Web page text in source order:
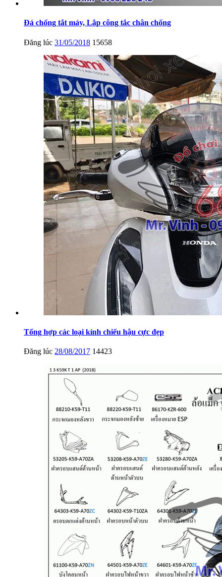
Đá chống tắt máy, Lắp công tắc chân chống
Đăng lúc 31/05/2018 15658
Tổng hợp các loại kính chiếu hậu cực đẹp
Đăng lúc 28/08/2017 14423